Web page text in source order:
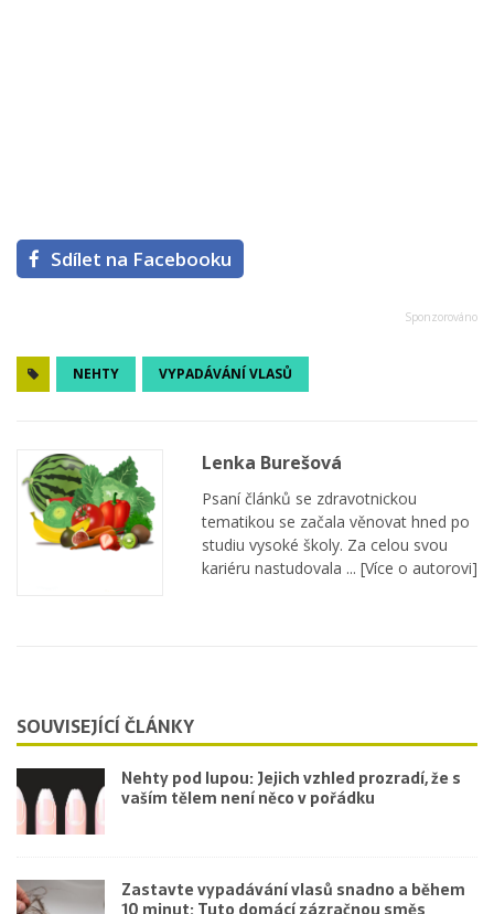
Sdílet na Facebooku
NEHTY VYPADÁVÁNÍ VLASŮ
Lenka Burešová
Psaní článků se zdravotnickou
tematikou se začala věnovat hned po
studiu vysoké školy. Za celou svou
kariéru nastudovala ... [Více o autorovi]
SOUVISEJÍCÍ ČLÁNKY
Nehty pod lupou: Jejich vzhled prozradí, že s
vaším tělem není něco v pořádku
Zastavte vypadávání vlasů snadno a během